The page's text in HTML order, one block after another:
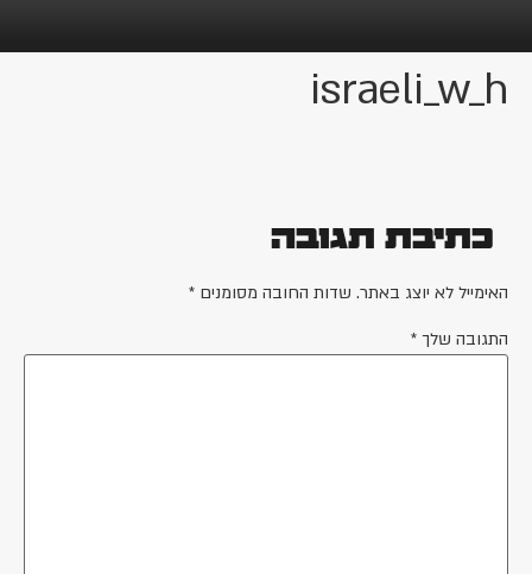
israeli_w_h
כתיבת תגובה
האימייל לא יוצג באתר. שדות החובה מסומנים *
התגובה שלך *